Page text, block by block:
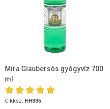
Mira Glaubersós gyógyvíz 700
ml
Cikksz. HH335